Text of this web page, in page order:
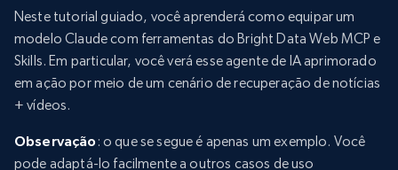
Neste tutorial guiado, você aprenderá como equipar um
modelo Claude com ferramentas do Bright Data Web MCP e
Skills. Em particular, você verá esse agente de IA aprimorado
em ação por meio de um cenário de recuperação de notícias
+ vídeos.
Observação : o que se segue é apenas um exemplo. Você
pode adaptá-lo facilmente a outros casos de uso